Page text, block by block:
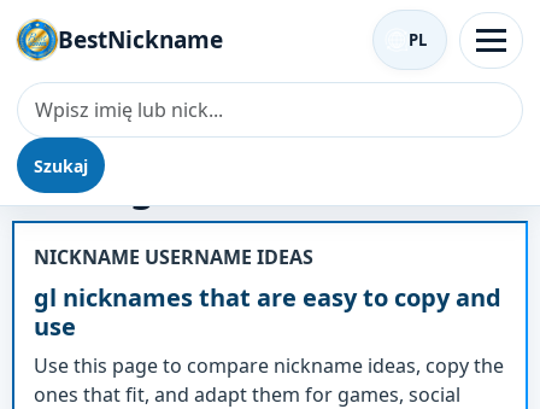
BestNickname
Szukaj
PL
Nick - gl
NICKNAME USERNAME IDEAS
gl nicknames that are easy to copy and
use
Use this page to compare nickname ideas, copy the
ones that fit, and adapt them for games, social